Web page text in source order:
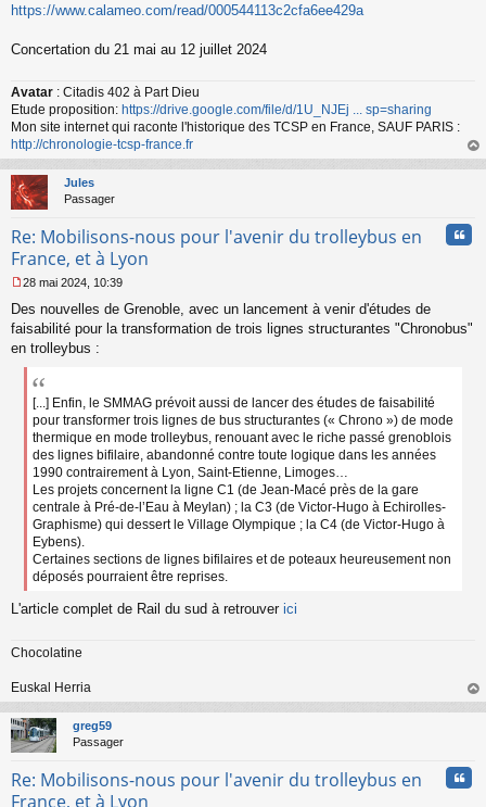
o
u
https://www.calameo.com/read/000544113c2cfa6ee429a
Concertation du 21 mai au 12 juillet 2024
Avatar : Citadis 402 à Part Dieu
Etude proposition: https://drive.google.com/file/d/1U_NJEj ... sp=sharing
Mon site internet qui raconte l'historique des TCSP en France, SAUF PARIS :
http://chronologie-tcsp-france.fr
au
Jules
Passager
Re: Mobilisons-nous pour l'avenir du trolleybus en
France, et à Lyon
e
s
s
28 mai 2024, 10:39
Des nouvelles de Grenoble, avec un lancement à venir d'études de
faisabilité pour la transformation de trois lignes structurantes "Chronobus"
en trolleybus :
[...] Enfin, le SMMAG prévoit aussi de lancer des études de faisabilité
pour transformer trois lignes de bus structurantes (« Chrono ») de mode
thermique en mode trolleybus, renouant avec le riche passé grenoblois
des lignes bifilaire, abandonné contre toute logique dans les années
1990 contrairement à Lyon, Saint-Etienne, Limoges…
Les projets concernent la ligne C1 (de Jean-Macé près de la gare
centrale à Pré-de-l’Eau à Meylan) ; la C3 (de Victor-Hugo à Echirolles-
Graphisme) qui dessert le Village Olympique ; la C4 (de Victor-Hugo à
Eybens).
Certaines sections de lignes bifilaires et de poteaux heureusement non
déposés pourraient être reprises.
L'article complet de Rail du sud à retrouver ici
Chocolatine
Euskal Herria
au
greg59
Passager
Re: Mobilisons-nous pour l'avenir du trolleybus en
France, et à Lyon